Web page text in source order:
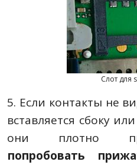
Слот для
5. Если контакты не
вставляется сбоку
они плотно
попробовать